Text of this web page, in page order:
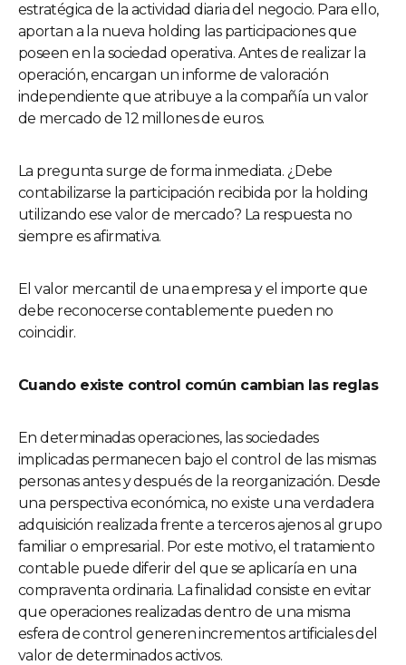
estratégica de la actividad diaria del negocio. Para ello,
aportan a la nueva holding las participaciones que
poseen en la sociedad operativa. Antes de realizar la
operación, encargan un informe de valoración
independiente que atribuye a la compañía un valor
de mercado de 12 millones de euros.
La pregunta surge de forma inmediata. ¿Debe
contabilizarse la participación recibida por la holding
utilizando ese valor de mercado? La respuesta no
siempre es afirmativa.
El valor mercantil de una empresa y el importe que
debe reconocerse contablemente pueden no
coincidir.
Cuando existe control común cambian las reglas
En determinadas operaciones, las sociedades
implicadas permanecen bajo el control de las mismas
personas antes y después de la reorganización. Desde
una perspectiva económica, no existe una verdadera
adquisición realizada frente a terceros ajenos al grupo
familiar o empresarial. Por este motivo, el tratamiento
contable puede diferir del que se aplicaría en una
compraventa ordinaria. La finalidad consiste en evitar
que operaciones realizadas dentro de una misma
esfera de control generen incrementos artificiales del
valor de determinados activos.